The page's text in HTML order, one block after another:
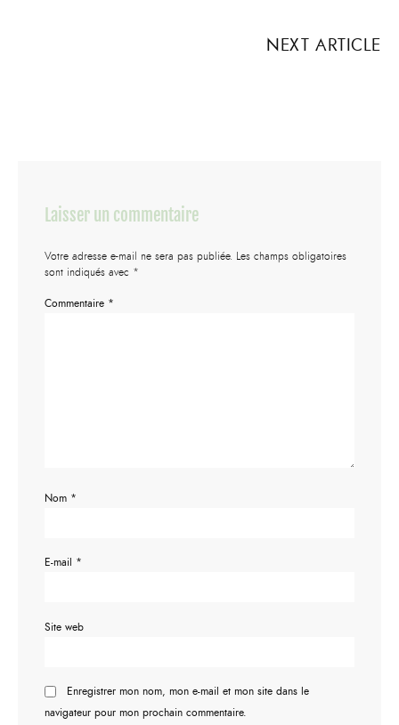
NEXT ARTICLE
Laisser un commentaire
Votre adresse e-mail ne sera pas publiée. Les champs obligatoires
sont indiqués avec *
Commentaire *
Nom *
E-mail *
Site web
Enregistrer mon nom, mon e-mail et mon site dans le
navigateur pour mon prochain commentaire.